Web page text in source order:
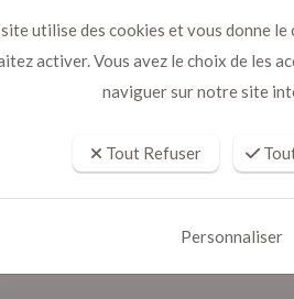
avec Bain à
nature en
utilise des cookies et vous donne
activer. Vous avez le choix de les
naviguer sur notre site
Tout Refuser
Personnaliser